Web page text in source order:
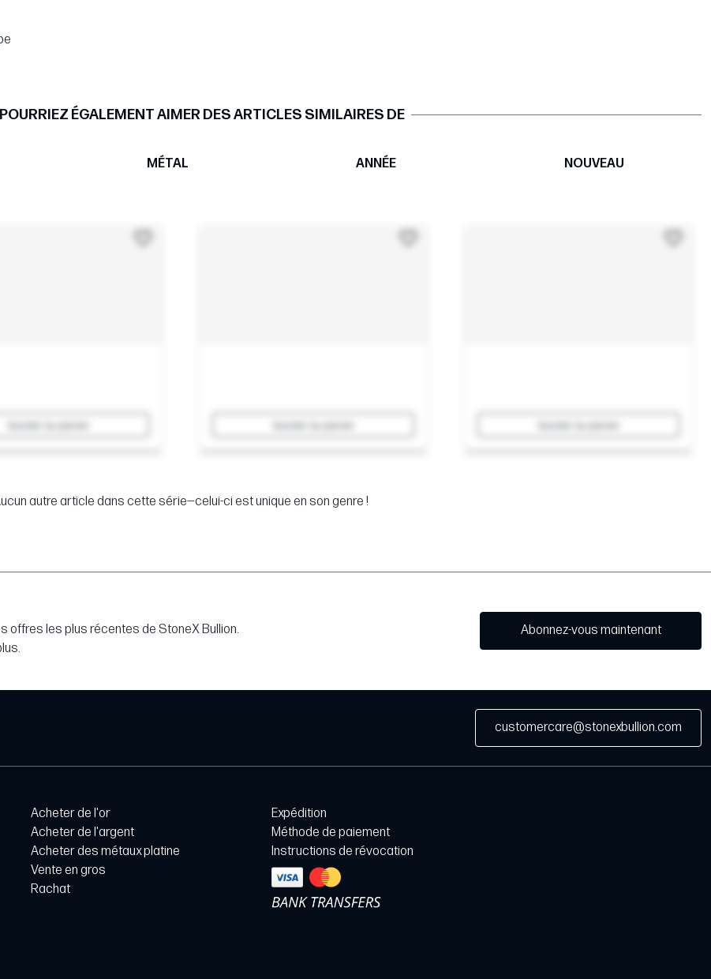
ÉGALEMENT AIMER DES ARTICLES SIMILAIRES DE
MÉTAL ANNÉE NOUVEAU
autre article dans cette série—celui-ci est unique en son genre !
offres les plus récentes de StoneX Bullion.
Abonnez-vous maintenant
customercare@stonexbullion.com
Acheter de l'or
Acheter de l'argent
Acheter des métaux platine
Vente en gros
Rachat
Expédition
Méthode de paiement
Instructions de révocation